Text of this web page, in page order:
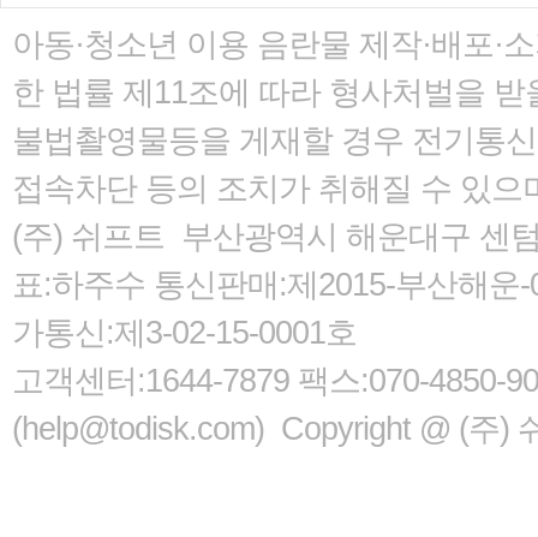
아동·청소년 이용 음란물 제작·배포·
한 법률 제11조에 따라 형사처벌을 받
불법촬영물등을 게재할 경우 전기통
접속차단 등의 조치가 취해질 수 있으
(주) 쉬프트 부산광역시 해운대구 센
표:하주수 통신판매:제2015-부산해
가통신:제3-02-15-0001호
고객센터:1644-7879 팩스:070-4850-
(help@todisk.com) Copyright @ (주)